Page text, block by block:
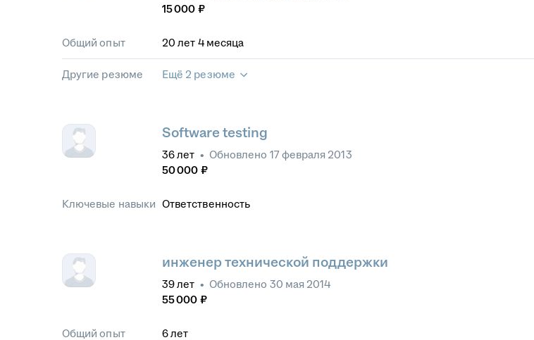
15 000 ₽
Общий опыт 20 лет 4 месяца
Другие резюме Ещё 2 резюме
Software testing
36лет • Обновлено 17 февраля 2013
50 000 ₽
Ключевые навыки Ответственность
инженер технической поддержки
39лет • Обновлено 30 мая 2014
55 000 ₽
Общий опыт 6лет